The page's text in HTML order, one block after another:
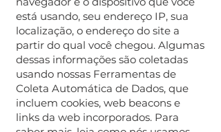
está usando, seu endereço IP, sua
localização, o endereço do site a
partir do qual você chegou. Algumas
dessas informações são coletadas
usando nossas Ferramentas de
Coleta Automática de Dados, que
incluem cookies, web beacons e
links da web incorporados. Para